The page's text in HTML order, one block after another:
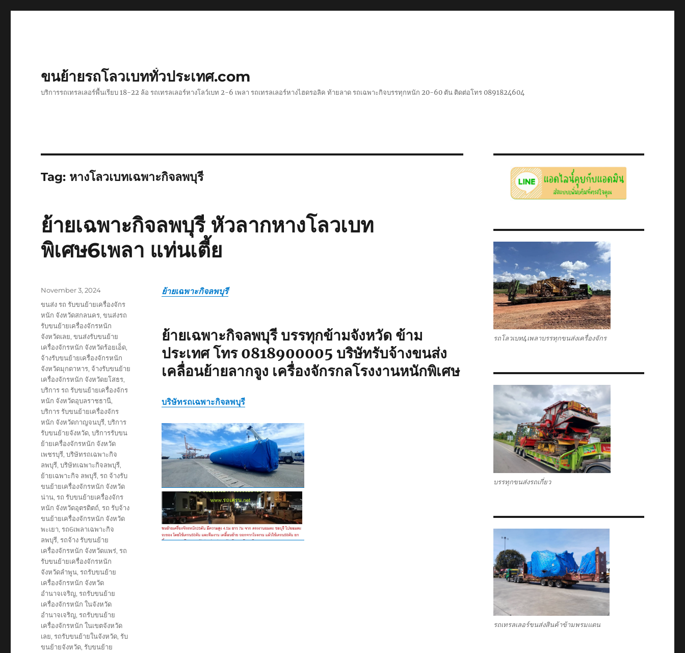
ขนย้ายรถโลวเบททั่วประเทศ.com
บริการรถเทรลเลอร์พื้นเรียบ 18-22 ล้อ รถเทรลเลอร์หางโลว์เบท 2-6 เพลา รถเทรลเลอร์หางไฮดรอลิค ท้ายลาด รถเฉพาะกิจบรรทุกหนัก 20-60 ตัน ติดต่อโทร 0891824604
Tag: หางโลวเบทเฉพาะกิจลพบุรี
ย้ายเฉพาะกิจลพบุรี หัวลากหางโลวเบท
พิเศษ6เพลา แท่นเตี้ย
ย้ายเฉพาะกิจลพบุรี
ย้ายเฉพาะกิจลพบุรี บรรทุกข้ามจังหวัด ข้าม
ประเทศ โทร 0818900005 บริษัทรับจ้างขนส่ง
เคลื่อนย้ายลากจูง เครื่องจักรกลโรงงานหนักพิเศษ
บริษัทรถเฉพาะกิจลพบุรี
Posted
November 3, 2024
Tags
ขนส่ง รถ รับขนย้ายเครื่องจักร
หนัก จังหวัดสกลนคร,ขนส่งรถ
รับขนย้ายเครื่องจักรหนัก
จังหวัดเลย,ขนส่งรับขนย้าย
เครื่องจักรหนัก จังหวัดร้อยเอ็ด,
จ้างรับขนย้ายเครื่องจักรหนัก
จังหวัดมุกดาหาร, จ้างรับขนย้าย
เครื่องจักรหนัก จังหวัดยโสธร,
บริการ รถ รับขนย้ายเครื่องจักร
หนัก จังหวัดอุบลราชธานี,
บริการ รับขนย้ายเครื่องจักร
หนัก จังหวัดกาญจนบุรี,บริการ
รับขนย้ายจังหวัด,บริการรับขน
ย้ายเครื่องจักรหนัก จังหวัด
เพชรบุรี,บริษัทรถเฉพาะกิจ
ลพบุรี,บริษัทเฉพาะกิจลพบุรี,
ย้ายเฉพาะกิจ ลพบุรี,รถ จ้างรับ
ขนย้ายเครื่องจักรหนัก จังหวัด
น่าน,รถ รับขนย้ายเครื่องจักร
หนัก จังหวัดอุตรดิตถ์,รถ รับจ้าง
ขนย้ายเครื่องจักรหนัก จังหวัด
พะเยา,รถ6เพลาเฉพาะกิจ
ลพบุรี,รถจ้าง รับขนย้าย
เครื่องจักรหนัก จังหวัดแพร่,รถ
รับขนย้ายเครื่องจักรหนัก
จังหวัดลำพูน,รถรับขนย้าย
เครื่องจักรหนัก จังหวัด
อำนาจเจริญ,รถรับขนย้าย
เครื่องจักรหนัก ในจังหวัด
อำนาจเจริญ,รถรับขนย้าย
เครื่องจักรหนัก ในเขตจังหวัด
เลย,รถรับขนย้ายในจังหวัด,รับ
ขนย้ายจังหวัด,รับขนย้าย
รถโลวเบท4เพลาบรรทุกขนส่งเครื่องจักร
บรรทุกขนส่งรถเกี่ยว
รถเทรลเลอร์ขนส่งสินค้าข้ามพรมแดน